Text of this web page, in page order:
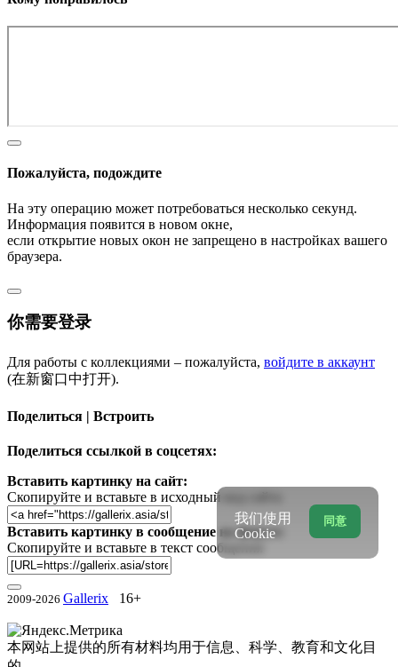
Пожалуйста, подождите
На эту операцию может потребоваться несколько секунд.
Информация появится в новом окне,
если открытие новых окон не запрещено в настройках вашего
браузера.
你需要登录
Для работы с коллекциями – пожалуйста, войдите в аккаунт
(在新窗口中打开).
Поделиться | Встроить
Поделиться ссылкой в соцсетях:
Вставить картинку на сайт:
Скопируйте и вставьте в исходный код сайта
Вставить картинку в сообщение на форум:
Скопируйте и вставьте в текст сообщения
2009-2026 Gallerix 16+
本网站上提供的所有材料均用于信息、科学、教育和文化目
同意
我们使用
Cookie